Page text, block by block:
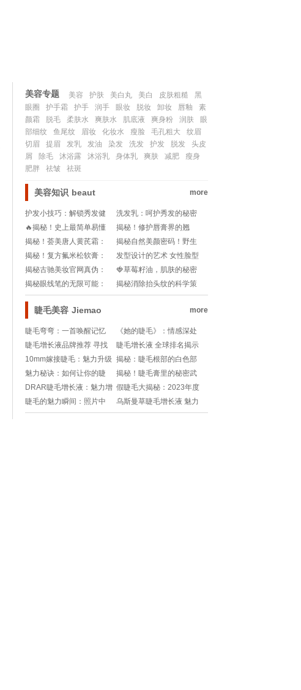
美容专题 美容 护肤 美白丸 美白 皮肤粗糙
黑
眼圈
护手霜 护手 润手 眼妆 脱妆 卸妆 唇釉
素
颜霜
脱毛 柔肤水 爽肤水 肌底液 爽身粉 润肤
眼
部细纹
鱼尾纹 眉妆 化妆水 瘦脸 毛孔粗大
纹眉
切眉
提眉 发乳 发油 染发 洗发 护发 脱发
头皮
屑
除毛 沐浴露 沐浴乳 身体乳 爽肤 减肥
瘦身
肥胖
祛皱 祛斑
美容知识 beaut more
护发小技巧：解锁秀发健
康与光泽的秘密
洗发乳：呵护秀发的秘密
武器
🔥揭秘！史上最简单易懂
的眉妆卸妆教程，轻松告
别尴尬时刻!
揭秘！修护唇膏界的翘
楚，你值得拥有！
揭秘！荟美唐人黄芪霜：
是传说中的宝藏国货还是
名副其实的名牌？🔍🌟
揭秘自然美颜密码！野生
眉型大揭秘🔍
揭秘！复方氟米松软膏：
脸上的护肤新选择？!
发型设计的艺术 女性脸型
与风格的巧妙融合
揭秘古驰美妆官网真伪：
一招教你轻松鉴别！🔍官
方网站验证指南🌟
🍓草莓籽油，肌肤的秘密
宝藏！它真的适合所有人
吗？🔍
揭秘眼线笔的无限可能：
不仅仅画眼线那么简单!
揭秘消除抬头纹的科学策
略
睫毛美容 Jiemao more
睫毛弯弯：一首唤醒记忆
的旋律
《她的睫毛》：情感深处
的细腻描绘
睫毛增长液品牌推荐 寻找
持久美丽的秘密武器
睫毛增长液 全球排名揭示
的秘密武器
10mm嫁接睫毛：魅力升级
的艺术之作
揭秘：睫毛根部的白色部
分究竟是什么？
魅力秘诀：如何让你的睫
毛浓密且纤长
揭秘！睫毛膏里的秘密武
器：哪些成分可能潜藏危
险？
DRAR睫毛增长液：魅力增
长的秘密武器
假睫毛大揭秘：2023年度
材质大比拼，选对你的闪
亮眼眸!
睫毛的魅力瞬间：照片中
的温柔与风情
乌斯曼草睫毛增长液 魅力
增长的秘密武器